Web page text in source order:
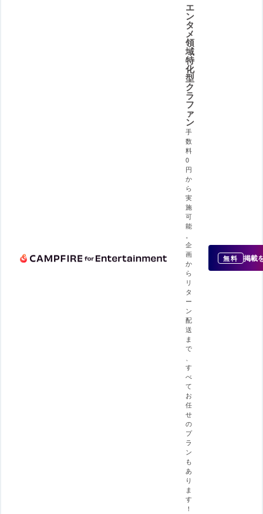
エ
ン
タ
メ
領
域
特
化
型
ク
ラ
フ
ァ
ン
手
数
料
0
円
か
ら
実
施
可
能
。
企
画
か
ら
リ
タ
ー
ン
配
送
ま
で
、
す
べ
て
お
任
せ
の
プ
ラ
ン
も
あ
り
ま
す
！
無料 掲載